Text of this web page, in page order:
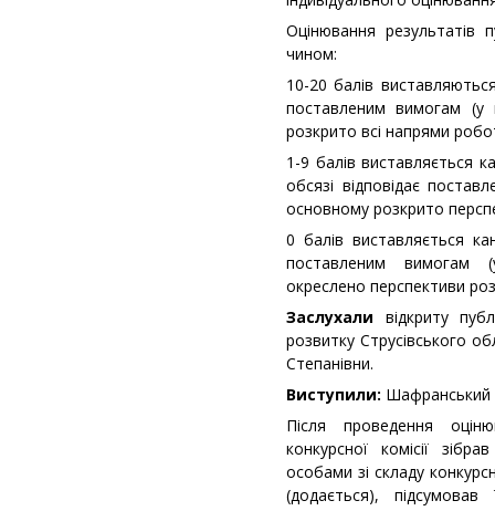
Оцінювання результатів
чином:
10-20 балів
поставленим вимогам (у
розкрито всі напрями
1-9 балів виставляється
обсязі відповідає
основному розкрито
0 балів виставляється
поставленим вимогам
окреслено перспективи
Заслухали відкриту
розвитку Струсівського
Степанівни.
Виступили: Шафранський
Після проведення
конкурсної комісії
особами зі складу
(додається),